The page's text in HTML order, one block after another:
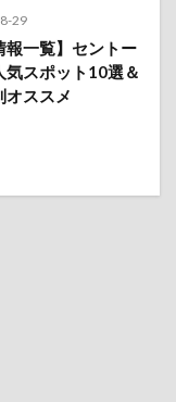
29
報一覧】セントー
気スポット10選＆
オススメ